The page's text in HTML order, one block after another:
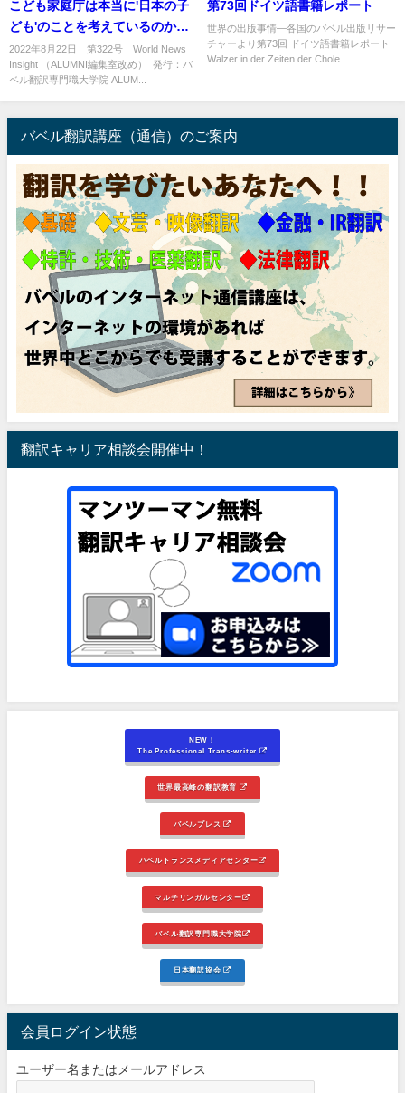
こども家庭庁は本当に'日本の子
ども'のことを考えているのか
？！
2022年8月22日 第322号 World News
Insight （ALUMNI編集室改め） 発行：バ
ベル翻訳専門職大学院 ALUM...
第73回ドイツ語書籍レポート
世界の出版事情―各国のバベル出版リサー
チャーより第73回 ドイツ語書籍レポート
Walzer in der Zeiten der Chole...
バベル翻訳講座（通信）のご案内
翻訳キャリア相談会開催中！
NEW！
The Professional Trans-writer
世界最高峰の翻訳教育
バベルプレス
バベルトランスメディアセンター
マルチリンガルセンター
バベル翻訳専門職大学院
日本翻訳協会
会員ログイン状態
ユーザー名またはメールアドレス